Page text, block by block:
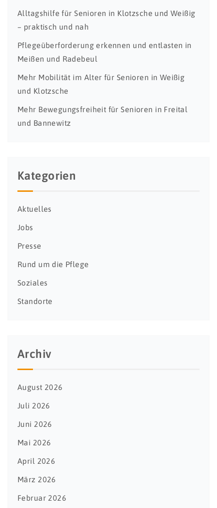
Alltagshilfe für Senioren in Klotzsche und Weißig
– praktisch und nah
Pflegeüberforderung erkennen und entlasten in
Meißen und Radebeul
Mehr Mobilität im Alter für Senioren in Weißig
und Klotzsche
Mehr Bewegungsfreiheit für Senioren in Freital
und Bannewitz
Kategorien
Aktuelles
Jobs
Presse
Rund um die Pflege
Soziales
Standorte
Archiv
August 2026
Juli 2026
Juni 2026
Mai 2026
April 2026
März 2026
Februar 2026